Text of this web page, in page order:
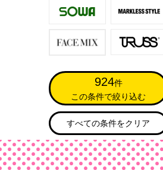
924件
この条件で絞り込む
すべての条件をクリア